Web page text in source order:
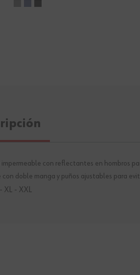
con reflectantes en hombros
con doble manga y puños ajustables para
- XXL